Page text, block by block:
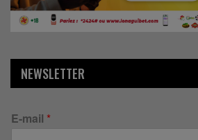
NEWSLETTER
E-mail *